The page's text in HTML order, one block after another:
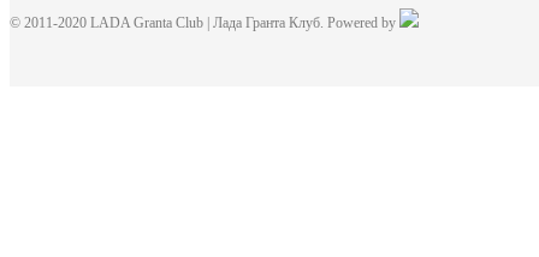
© 2011-2020 LADA Granta Club | Лада Гранта Клуб. Powered by